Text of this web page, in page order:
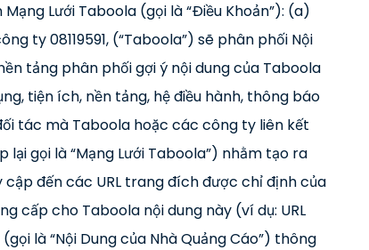
Lưới Taboola (gọi là “Điều Khoản”): (a)
ty 08119591, (“Taboola”) sẽ phân phối Nội
tảng phân phối gợi ý nội dung của Taboola
tiện ích, nền tảng, hệ điều hành, thông báo
tác mà Taboola hoặc các công ty liên kết
lại gọi là “Mạng Lưới Taboola”) nhằm tạo ra
đến các URL trang đích được chỉ định của
cấp cho Taboola nội dung này (ví dụ: URL
là “Nội Dung của Nhà Quảng Cáo”) thông